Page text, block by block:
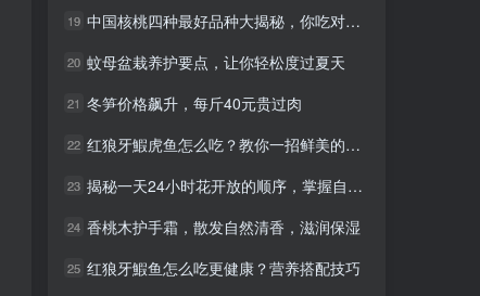
19 中国核桃四种最好品种大揭秘，你吃对了吗？
20 蚊母盆栽养护要点，让你轻松度过夏天
21 冬笋价格飙升，每斤40元贵过肉
22 红狼牙鰕虎鱼怎么吃？教你一招鲜美的做法
23 揭秘一天24小时花开放的顺序，掌握自然之美
24 香桃木护手霜，散发自然清香，滋润保湿
25 红狼牙鰕鱼怎么吃更健康？营养搭配技巧
19 中国核桃四种最好品种大揭秘，你吃对了吗？
20 蚊母盆栽养护要点，让你轻松度过夏天
21 冬笋价格飙升，每斤40元贵过肉
22 红狼牙鰕虎鱼怎么吃？教你一招鲜美的做法
23 揭秘一天24小时花开放的顺序，掌握自然之美
24 香桃木护手霜，散发自然清香，滋润保湿
25 红狼牙鰕鱼怎么吃更健康？营养搭配技巧